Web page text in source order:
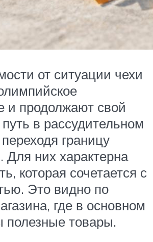
от ситуации чехи
и продолжают свой
в рассудительном
границу
Для них характерна
которая сочетается с
Это видно по
где в основном
полезные товары.